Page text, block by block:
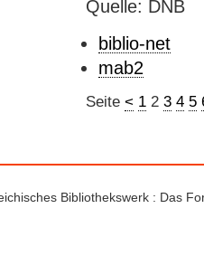
Quelle: DNB
biblio-net
mab2
Seite < 1 2 3 4 5
Bibliothekswerk : Das